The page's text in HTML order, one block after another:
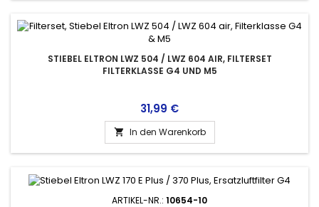
STIEBEL ELTRON LWZ 504 / LWZ 604 AIR, FILTERSET
FILTERKLASSE G4 UND M5
Preis
31,99 €
 In den Warenkorb
ARTIKEL-NR.: 10654-10